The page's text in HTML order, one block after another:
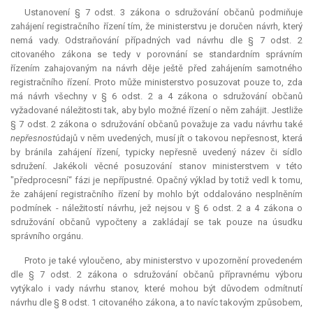
Ustanovení § 7 odst. 3 zákona o sdružování občanů podmiňuje
zahájení registračního řízení tím, že ministerstvu je doručen návrh, který
nemá vady. Odstraňování případných vad návrhu dle § 7 odst. 2
citovaného zákona se tedy v porovnání se standardním správním
řízením zahajovaným na návrh děje ještě před zahájením samotného
registračního řízení. Proto může ministerstvo posuzovat pouze to, zda
má návrh všechny v § 6 odst. 2 a 4 zákona o sdružování občanů
vyžadované náležitosti tak, aby bylo možné řízení o něm zahájit. Jestliže
§ 7 odst. 2 zákona o sdružování občanů považuje za vadu návrhu také
nepřesnostúdajů v něm uvedených, musí jít o takovou nepřesnost, která
by bránila zahájení řízení, typicky nepřesně uvedený název či sídlo
sdružení. Jakékoli věcné posuzování stanov ministerstvem v této
"předprocesní“ fázi je nepřípustné. Opačný výklad by totiž vedl k tomu,
že zahájení registračního řízení by mohlo být oddalováno nesplněním
podmínek - náležitostí návrhu, jež nejsou v § 6 odst. 2 a 4 zákona o
sdružování občanů vypočteny a zakládají se tak pouze na úsudku
správního orgánu.
Proto je také vyloučeno, aby ministerstvo v upozornění provedeném
dle § 7 odst. 2 zákona o sdružování občanů přípravnému výboru
vytýkalo i vady návrhu stanov, které mohou být důvodem odmítnutí
návrhu dle § 8 odst. 1 citovaného zákona, a to navíc takovým způsobem,